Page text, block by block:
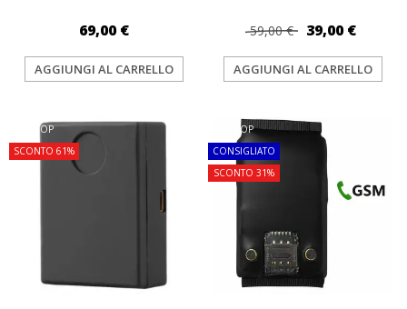
69,00 €
AGGIUNGI AL CARRELLO
59,00 € 39,00 €
AGGIUNGI AL CARRELLO
TOP
SCONTO 61%
TOP
CONSIGLIATO
SCONTO 31%